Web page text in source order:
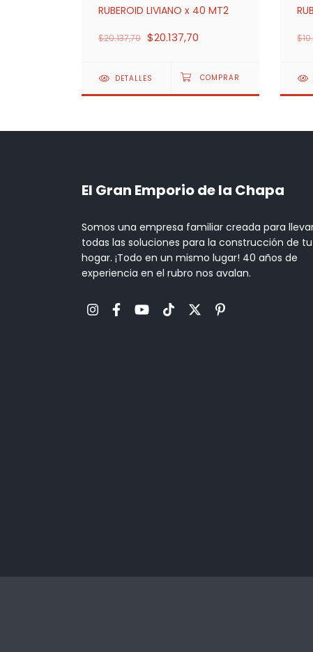
RUBEROID LIVIANO x 40 MT2
$20.137,70 $20.137,70
DETALLES
El Gran Emporio de la Chapa
Somos una empresa familiar creada para
todas las soluciones para la construcción de tu
hogar. ¡Todo en un mismo lugar! 40 años de
experiencia en el rubro nos avalan.